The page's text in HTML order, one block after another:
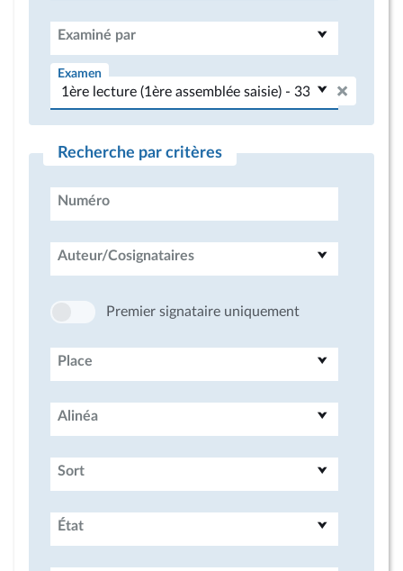
Examiné par
Examen
Recherche par critères
Numéro
Auteur/Cosignataires
Premier signataire uniquement
Place
Alinéa
Sort
État